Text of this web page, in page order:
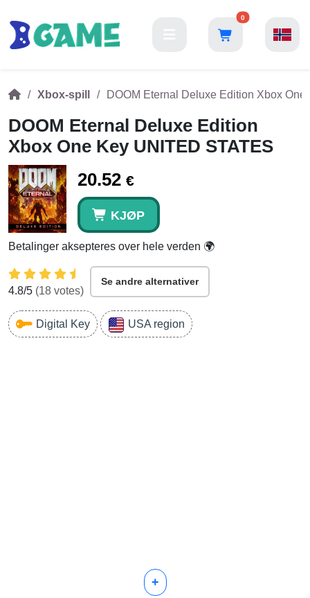
0
Xbox-spill DOOM Eternal Deluxe Edition Xbox
DOOM Eternal Deluxe Edition
Xbox One Key UNITED STATES
20.52 €
KJØP
Betalinger aksepteres over hele verden 🌍
4.8/5 (18 votes)
Se andre alternativer
Digital Key USA region
+